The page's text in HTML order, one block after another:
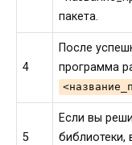
пакета.
4
После
программа
5
Если вы
библиотеки,